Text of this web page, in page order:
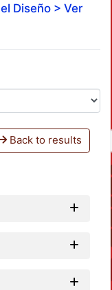
Diseño > Ver
Back to results